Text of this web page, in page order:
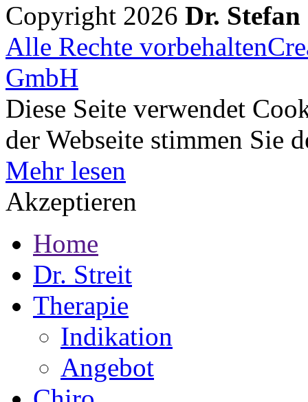
Copyright 2026 Dr.
Alle Rechte vorbehalten
GmbH
Diese Seite verwendet
der Webseite stimmen Sie
Mehr lesen
Akzeptieren
Home
Dr. Streit
Therapie
Indikation
Angebot